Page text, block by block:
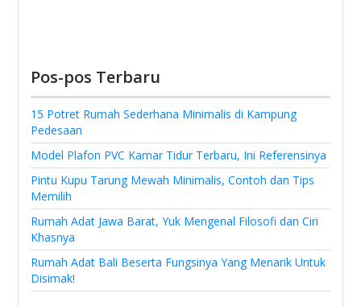
Pos-pos Terbaru
15 Potret Rumah Sederhana Minimalis di Kampung
Pedesaan
Model Plafon PVC Kamar Tidur Terbaru, Ini Referensinya
Pintu Kupu Tarung Mewah Minimalis, Contoh dan Tips
Memilih
Rumah Adat Jawa Barat, Yuk Mengenal Filosofi dan Ciri
Khasnya
Rumah Adat Bali Beserta Fungsinya Yang Menarik Untuk
Disimak!